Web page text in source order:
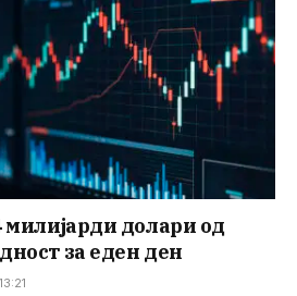
милијарди долари од
за еден ден